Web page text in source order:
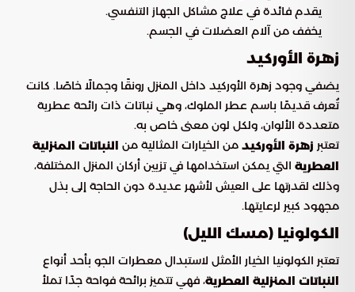
يقدم فائدة في علاج مشاكل الجهاز التنفسي.
يخفف من آلام العضلات في الجسم.
زهرة الأوركيد
يضفي وجود زهرة الأوركيد داخل المنزل رونقًا وجمالًا خاصًا. كانت
تُعرف قديمًا باسم عطر الملوك، وهي نباتات ذات رائحة عطرية
متعددة الألوان، ولكل لون معنى خاص به.
تعتبر زهرة الأوركيد من الخيارات المثالية من النباتات المنزلية
العطرية التي يمكن استخدامها في تزيين أركان المنزل المختلفة،
وذلك لقدرتها على العيش لأشهر عديدة دون الحاجة إلى بذل
مجهود كبير لرعايتها.
الكولونيا (مسك الليل)
تعتبر الكولونيا الخيار الأمثل لاستبدال معطرات الجو بأحد أنواع
النباتات المنزلية العطرية، فهي تتميز برائحة فواحة جدًا تملأ